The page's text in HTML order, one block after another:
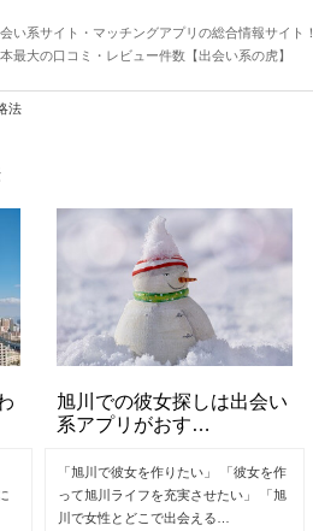
い系サイト・マッチングアプリの総合情報サイト！
最大の口コミ・レビュー件数【出会い系の虎】
法
旭川での彼女探しは出会い
系アプリがおす…
「旭川で彼女を作りたい」 「彼女を作
って旭川ライフを充実させたい」 「旭
川で女性とどこで出会える…